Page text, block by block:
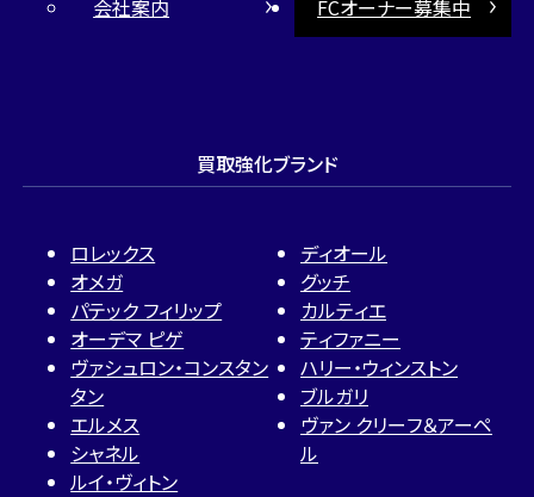
会社案内
FCオーナー募集中
買取強化ブランド
ロレックス
オメガ
パテック フィリップ
オーデマ ピゲ
ヴァシュロン・コンスタン
タン
エルメス
シャネル
ルイ・ヴィトン
ディオール
グッチ
カルティエ
ティファニー
ハリー・ウィンストン
ブルガリ
ヴァン クリーフ＆アーペ
ル